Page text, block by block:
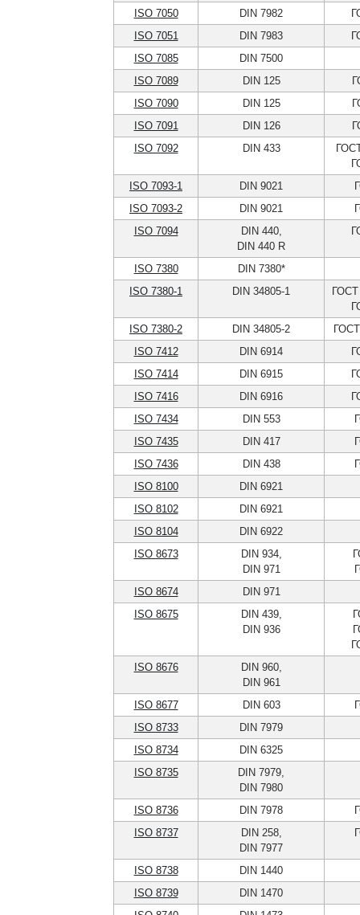
ISO 7050 DIN 7982
ISO 7051
DIN 7983
ISO 7085
DIN 7500
ISO 7089
DIN 125
ISO 7090
DIN 125
ISO 7091
DIN 126
ISO 7092
DIN 433
ISO 7093-1
DIN 9021
ISO 7093-2
DIN 9021
ISO 7094
DIN 440,
DIN 440 R
ISO 7380
DIN 7380*
ISO 7380-1
DIN 34805-1
ГОСТ
ISO 7380-2
DIN 34805-2
ISO 7412
DIN 6914
ISO 7414
DIN 6915
ISO 7416
DIN 6916
ISO 7434
DIN 553
ISO 7435
DIN 417
ISO 7436
DIN 438
ISO 8100
DIN 6921
ISO 8102
DIN 6921
ISO 8104
DIN 6922
ISO 8673
DIN 934,
DIN 971
ISO 8674
DIN 971
ISO 8675
DIN 439,
DIN 936
ISO 8676
DIN 960,
DIN 961
ISO 8677
DIN 603
ISO 8733
DIN 7979
ISO 8734
DIN 6325
ISO 8735
DIN 7979,
DIN 7980
ISO 8736
DIN 7978
ISO 8737
DIN 258,
DIN 7977
ISO 8738
DIN 1440
ISO 8739
DIN 1470